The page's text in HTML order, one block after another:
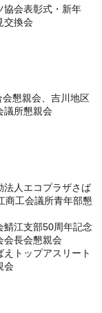
表彰式・新年
交換会
懇親会、吉川地区
議所懇親会
法人エコプラザさば
商工会議所青年部懇
支部50周年記念
会長会懇親会
プアスリート
会